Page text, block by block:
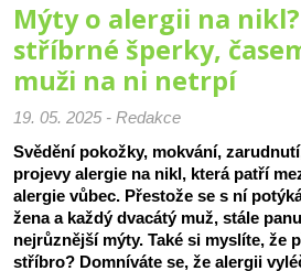
Mýty o alergii na
stříbrné šperky,
muži na ni netrpí
19. 05. 2025 - Redakce
Svědění pokožky, mokvání,
projevy alergie na nikl, která patří
alergie vůbec. Přestože se s ní
žena a každý dvacátý muž, stále
nejrůznější mýty. Také si myslíte, že
stříbro? Domníváte se, že alergii